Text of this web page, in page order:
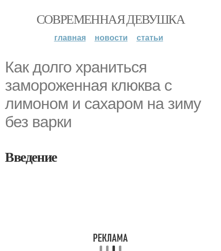
СОВРЕМЕННАЯ ДЕВУШКА
главная новости статьи
Как долго храниться
замороженная клюква с
лимоном и сахаром на зиму
без варки
Введение